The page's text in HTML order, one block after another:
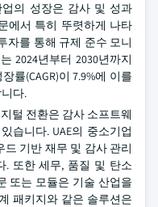
의 성장은 감사 및 성과
에서 특히 뚜렷하게 나타
자를 통해 규제 준수 모니
2024년부터 2030년까지
률(CAGR)이 7.9%에 이를
다.
털 전환은 감사 소프트웨
습니다. UAE의 중소기업
기반 재무 및 감사 관리
. 또한 세무, 품질 및 탄소
또는 모듈은 기술 산업을
패키지와 같은 솔루션은